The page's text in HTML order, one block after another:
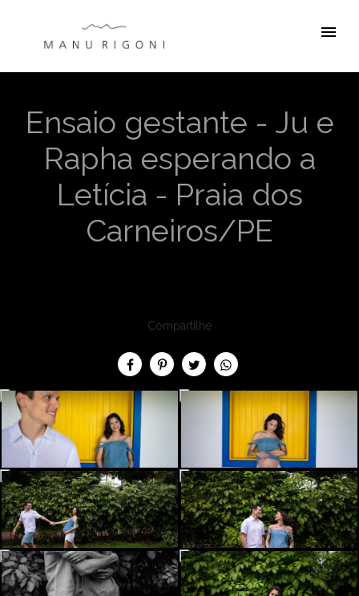
menu
Ensaio gestante - Ju e
Rapha esperando a
Letícia - Praia dos
Carneiros/PE
Compartilhe